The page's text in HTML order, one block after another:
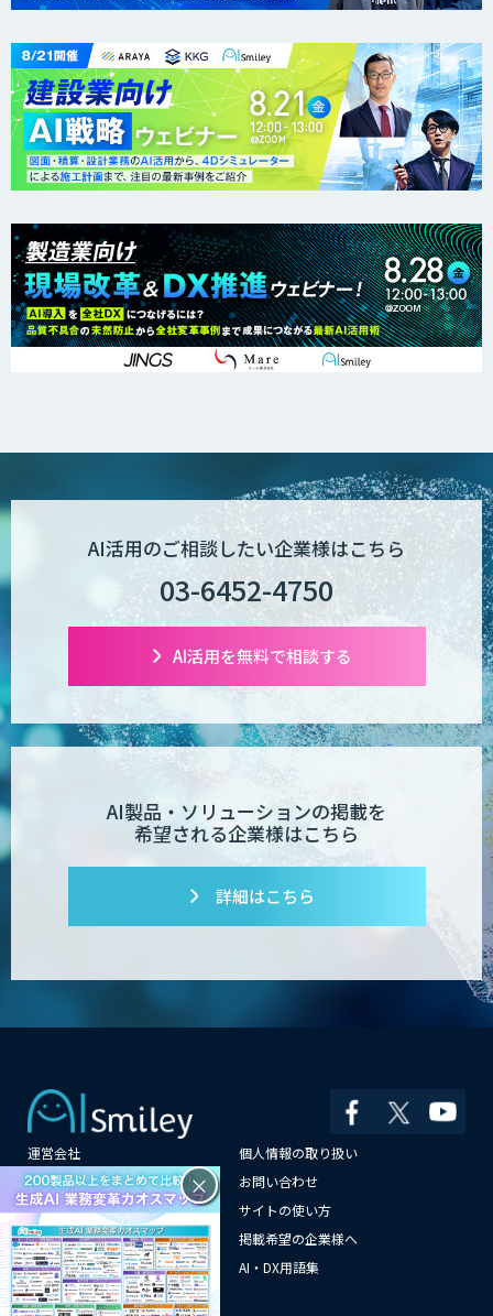
AI活用のご相談したい企業様はこちら
03-6452-4750
AI活用を無料で相談する
AI製品・ソリューションの掲載を
希望される企業様はこちら
詳細はこちら
運営会社
個人情報の取り扱い
よくある質問
お問い合わせ
メールマガジン登録
サイトの使い方
情報提供はこちらから
掲載希望の企業様へ
AI企業一覧
AI・DX用語集
サイトマップ
×